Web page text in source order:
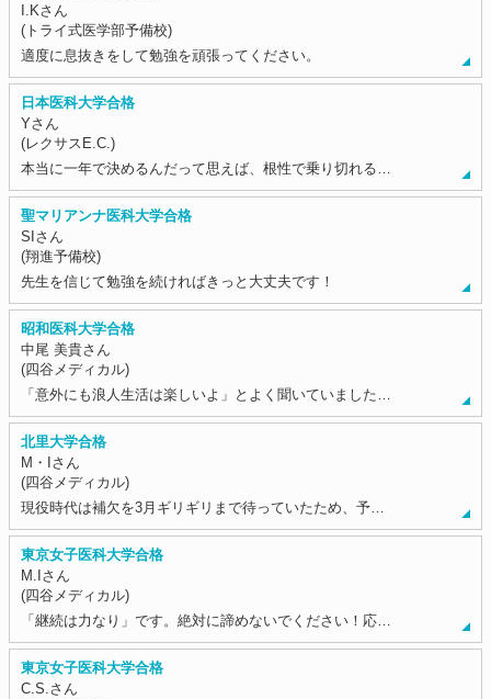
I.Kさん
(トライ式医学部予備校)
適度に息抜きをして勉強を頑張ってください。
日本医科大学合格
Yさん
(レクサスE.C.)
本当に一年で決めるんだって思えば、根性で乗り切れる…
聖マリアンナ医科大学合格
SIさん
(翔進予備校)
先生を信じて勉強を続ければきっと大丈夫です！
昭和医科大学合格
中尾 美貴さん
(四谷メディカル)
「意外にも浪人生活は楽しいよ」とよく聞いていました…
北里大学合格
M・Iさん
(四谷メディカル)
現役時代は補欠を3月ギリギリまで待っていたため、予…
東京女子医科大学合格
M.Iさん
(四谷メディカル)
「継続は力なり」です。絶対に諦めないでください！応…
東京女子医科大学合格
C.S.さん